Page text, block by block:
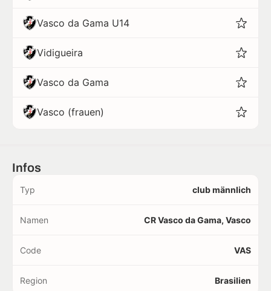
Vasco da Gama U14
Vidigueira
Vasco da Gama
Vasco (frauen)
Infos
Typ club männlich
Namen CR Vasco da Gama, Vasco
Code VAS
Region Brasilien